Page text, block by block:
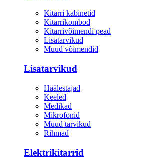
Kitarri kabinetid
Kitarrikombod
Kitarrivõimendi pead
Lisatarvikud
Muud võimendid
Lisatarvikud
Häälestajad
Keeled
Medikad
Mikrofonid
Muud tarvikud
Rihmad
Elektrikitarrid